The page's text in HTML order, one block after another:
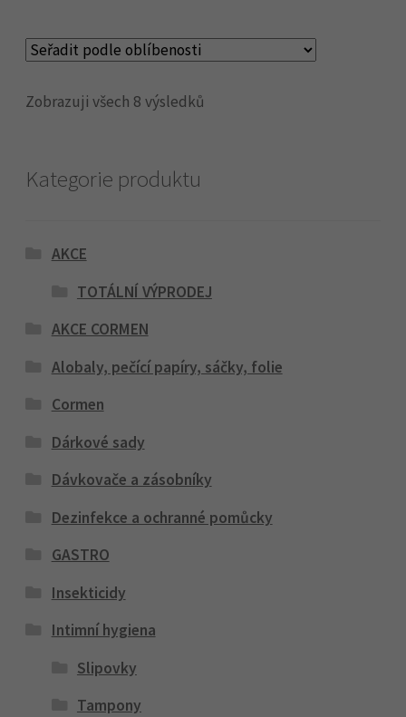
Zobrazuji všech 8 výsledků
Kategorie produktu
AKCE
TOTÁLNÍ VÝPRODEJ
AKCE CORMEN
Alobaly, pečící papíry, sáčky, folie
Cormen
Dárkové sady
Dávkovače a zásobníky
Dezinfekce a ochranné pomůcky
GASTRO
Insekticidy
Intimní hygiena
Slipovky
Tampony